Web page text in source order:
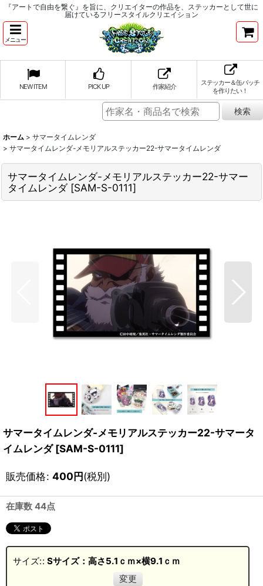
『アートで自由を繋ぐ』を旨に、クリエイターの作品を、ステッカーとして世に
届けているフリースタイルクリエイション
メニュー
NEW ITEM PICK UP 作家紹介
ステッカー＆缶バッチ
を作りたい！
ホーム > サマータイムレンダ
> サマータイムレンダ-メモリアルステッカー22-サマータイムレンダ
サマータイムレンダ-メモリアルステッカー22-サマー
タイムレンダ [SAM-S-0111]
サマータイムレンダ-メモリアルステッカー22-サマータ
イムレンダ [SAM-S-0111]
販売価格: 400円(税別)
在庫数 44点
サイズ:: Sサイズ：高さ5.1ｃｍ×横9.1ｃｍ
変更